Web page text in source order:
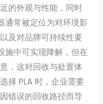
的外观与性能，同时
通常被定位为对环境影
及对品牌可持续性要
施中可实现降解，但在
，这对回收与处置体
择 PLA 时，企业需要
错误的回收路径而导